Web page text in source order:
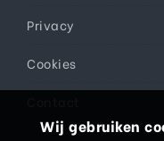
Privacy
Cookies
Wij gebruiken